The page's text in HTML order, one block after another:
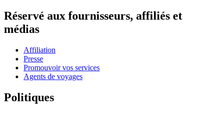
Réservé aux fournisseurs, affiliés et
médias
Affiliation
Presse
Promouvoir vos services
Agents de voyages
Politiques